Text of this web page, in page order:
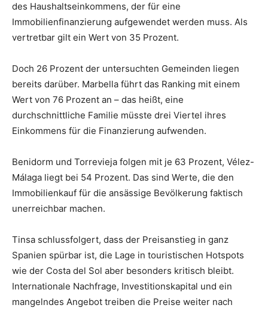
des Haushaltseinkommens, der für eine
Immobilienfinanzierung aufgewendet werden muss. Als
vertretbar gilt ein Wert von 35 Prozent.
Doch 26 Prozent der untersuchten Gemeinden liegen
bereits darüber. Marbella führt das Ranking mit einem
Wert von 76 Prozent an – das heißt, eine
durchschnittliche Familie müsste drei Viertel ihres
Einkommens für die Finanzierung aufwenden.
Benidorm und Torrevieja folgen mit je 63 Prozent, Vélez-
Málaga liegt bei 54 Prozent. Das sind Werte, die den
Immobilienkauf für die ansässige Bevölkerung faktisch
unerreichbar machen.
Tinsa schlussfolgert, dass der Preisanstieg in ganz
Spanien spürbar ist, die Lage in touristischen Hotspots
wie der Costa del Sol aber besonders kritisch bleibt.
Internationale Nachfrage, Investitionskapital und ein
mangelndes Angebot treiben die Preise weiter nach